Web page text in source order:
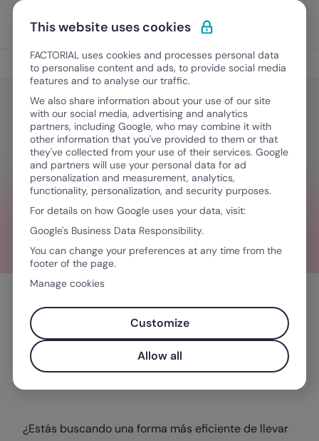
Ir al contenido
Pedir una demo
Gestión del tiempo
Gestión del tiempo
Gestión de asistencia en tu
empresa: ausencias y vacaciones
June 26, 2023 7 minutos de lectura
Tabla de contenidos
Escrito por
Melisa Fernández
¿Estás buscando una forma más eficiente de llevar
This website uses cookies
FACTORIAL uses cookies and processes personal data
to personalise content and ads, to provide social media
features and to analyse our traffic.
We also share information about your use of our site
with our social media, advertising and analytics
partners, including Google, who may combine it with
other information that you've provided to them or that
they've collected from your use of their services. Google
and partners will use your personal data for ad
personalization and measurement, analytics,
functionality, personalization, and security purposes.
For details on how Google uses your data, visit:
Google's Business Data Responsibility.
You can change your preferences at any time from the
footer of the page.
Manage cookies
Customize
Allow all